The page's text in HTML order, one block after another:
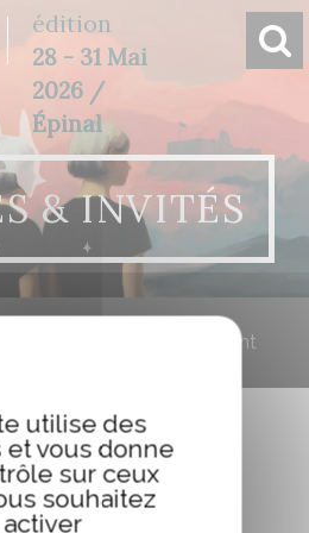
édition
28 - 31 Mai
2026 /
Épinal
& INVITÉS
BAUDRY Florent
utilise des
et vous donne
sur ceux
souhaitez
activer